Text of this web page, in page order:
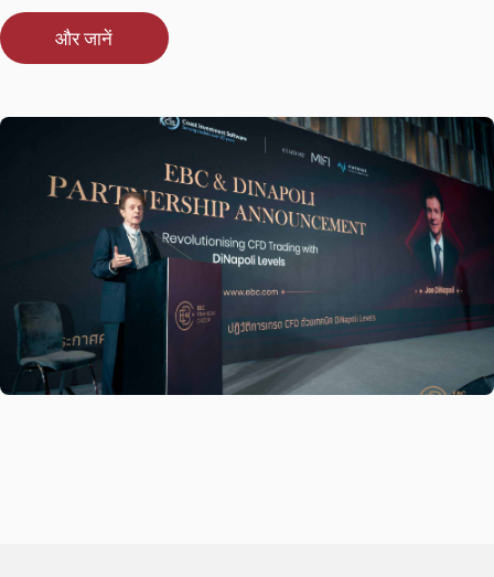
और जानें